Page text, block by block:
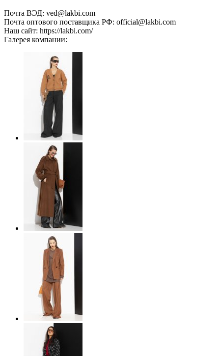
Почта ВЭД: ved@lakbi.com
Почта оптового поставщика РФ: official@lakbi.com
Наш сайт: https://lakbi.com/
Галерея компании: